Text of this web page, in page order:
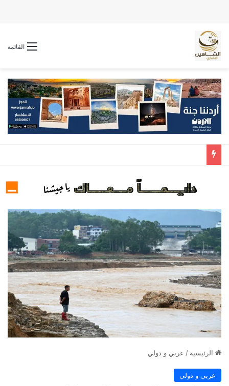
القائمة
الرئيسية / عربي و دولي
عربي و دولي